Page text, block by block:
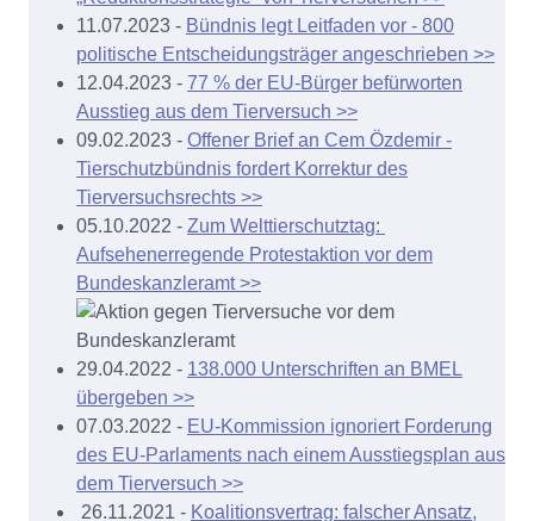
11.07.2023 - Bündnis legt Leitfaden vor - 800
politische Entscheidungsträger angeschrieben >>
12.04.2023 - 77 % der EU-Bürger befürworten
Ausstieg aus dem Tierversuch >>
09.02.2023 - Offener Brief an Cem Özdemir -
Tierschutzbündnis fordert Korrektur des
Tierversuchsrechts >>
05.10.2022 - Zum Welttierschutztag:
Aufsehenerregende Protestaktion vor dem
Bundeskanzleramt >>
29.04.2022 - 138.000 Unterschriften an BMEL
übergeben >>
07.03.2022 - EU-Kommission ignoriert Forderung
des EU-Parlaments nach einem Ausstiegsplan aus
dem Tierversuch >>
26.11.2021 - Koalitionsvertrag: falscher Ansatz,